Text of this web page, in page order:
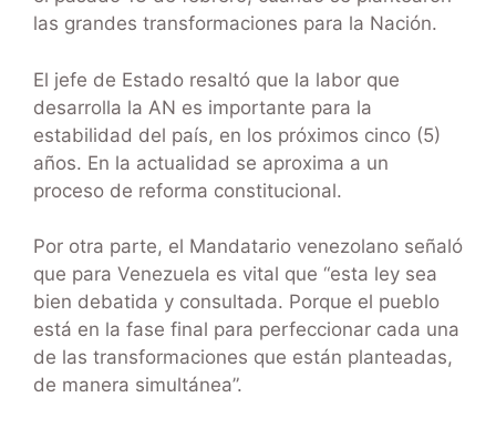
las grandes transformaciones para la Nación.
El jefe de Estado resaltó que la labor que
desarrolla la AN es importante para la
estabilidad del país, en los próximos cinco (5)
años. En la actualidad se aproxima a un
proceso de reforma constitucional.
Por otra parte, el Mandatario venezolano señaló
que para Venezuela es vital que “esta ley sea
bien debatida y consultada. Porque el pueblo
está en la fase final para perfeccionar cada una
de las transformaciones que están planteadas,
de manera simultánea”.